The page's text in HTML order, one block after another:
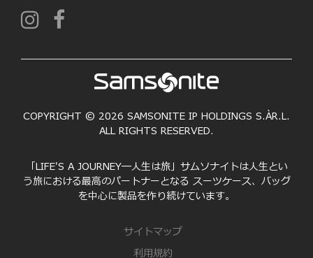
COPYRIGHT © 2026 SAMSONITE IP HOLDINGS S.ÀR.L.
ALL RIGHTS RESERVED.
「LIFE'S A JOURNEY―人生は旅」サムソナイトは人生とい
う旅における最高のパートナーとなる スーツケース、バッグ
を中心に製品を作り続けています。
サイトマップ
利用規約